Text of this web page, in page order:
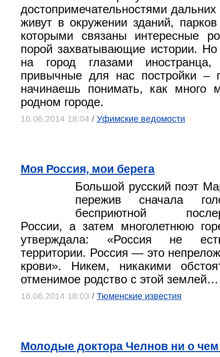
достопримечательностями
живут в окружении зданий,
которыми связаны интересные
порой захватывающие истории.
на город глазами иностранца,
привычные для нас постройки –
начинаешь понимать, как
родном городе.
16.06.2014 18:04 / Уфимские ведомости
Моя Россия, мои берега
Большой русский поэт
пережив сначала
бесприютной
России, а затем многолетнюю
утверждала: «Россия не
территории. Россия — это
крови». Никем, никакими
отменимое родство с этой землей…
16.06.2014 18:03 / Тюменские известия
Молодые доктора Челнов ни о